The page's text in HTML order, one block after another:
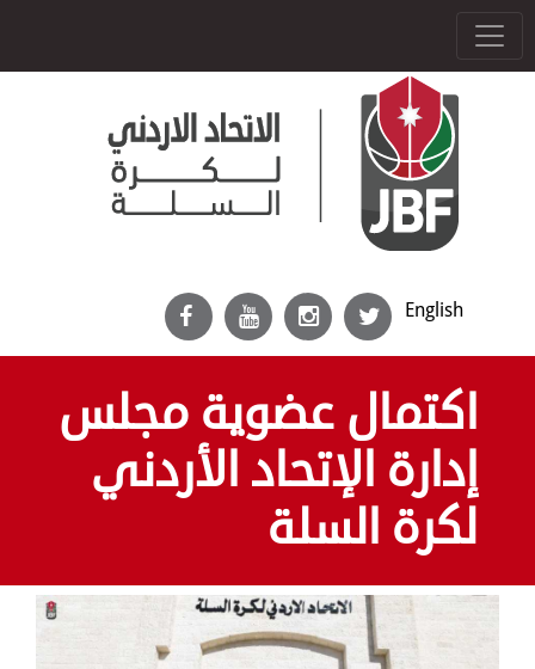
English
اكتمال عضوية مجلس
إدارة الإتحاد الأردني
لكرة السلة